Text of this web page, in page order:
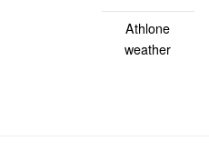
Athlone
weather